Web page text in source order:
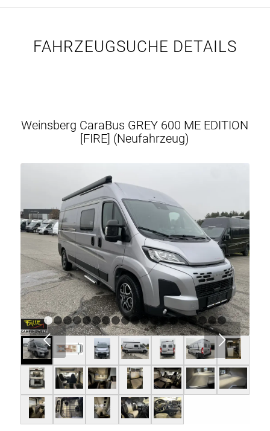
FAHRZEUGSUCHE DETAILS
Weinsberg CaraBus GREY 600 ME EDITION
[FIRE] (Neufahrzeug)
Weiter
1 2 3 4 5 6 7 8 9 101112131415